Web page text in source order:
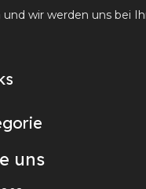
und wir werden uns bei
uns